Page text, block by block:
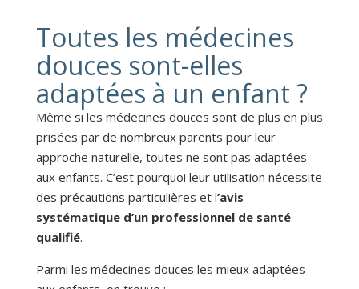
Toutes les médecines
douces sont-elles
adaptées à un enfant ?
Même si les médecines douces sont de plus en plus
prisées par de nombreux parents pour leur
approche naturelle, toutes ne sont pas adaptées
aux enfants. C’est pourquoi leur utilisation nécessite
des précautions particulières et l’avis
systématique d’un professionnel de santé
qualifié.
Parmi les médecines douces les mieux adaptées